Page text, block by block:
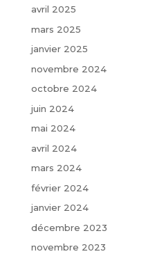
avril 2025
mars 2025
janvier 2025
novembre 2024
octobre 2024
juin 2024
mai 2024
avril 2024
mars 2024
février 2024
janvier 2024
décembre 2023
novembre 2023